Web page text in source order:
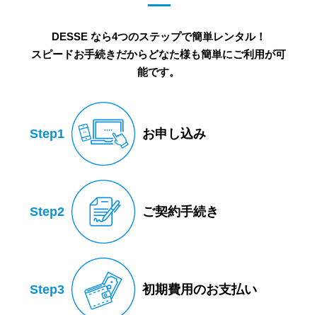
DESSE なら4つのステップで簡単レンタル！
スピードお手続きだからどなた様も簡単にご利用が可
能です。
Step1 お申し込み
Step2 ご契約手続き
Step3 初期費用のお支払い